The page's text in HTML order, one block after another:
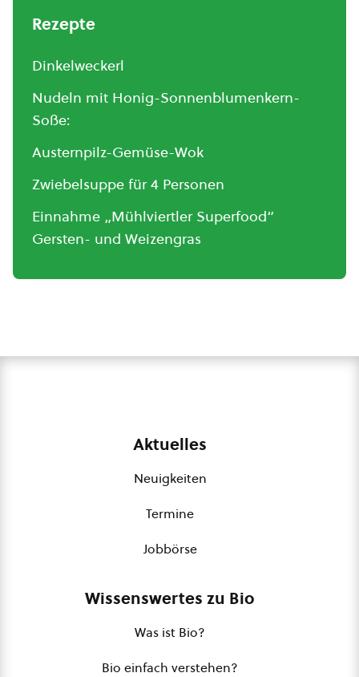
Rezepte
Dinkelweckerl
Nudeln mit Honig-Sonnenblumenkern-
Soße:
Austernpilz-Gemüse-Wok
Zwiebelsuppe für 4 Personen
Einnahme „Mühlviertler Superfood“
Gersten- und Weizengras
Aktuelles
Neuigkeiten
Termine
Jobbörse
Wissenswertes zu Bio
Was ist Bio?
Bio einfach verstehen?